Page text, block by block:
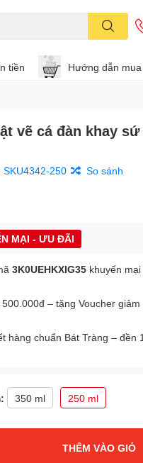
tiền Hướng dẫn
vẽ cá đàn khay sứ
SKU4342-250 So sánh
MẠI - ƯU ĐÃI
3K0UEHKXIG35 khuyến
– tặng Voucher
hàng chuẩn Bát Tràng – đền
350 ml 250 ml
THÊM VÀO GIỎ